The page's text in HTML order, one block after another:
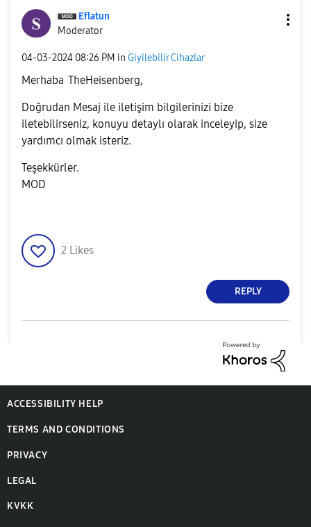
Eflatun
Moderator
‎04-03-2024 08:26 PM in Giyilebilir Cihazlar
Merhaba TheHeisenberg,
Doğrudan Mesaj ile iletişim bilgilerinizi bize
iletebilirseniz, konuyu detaylı olarak inceleyip, size
yardımcı olmak isteriz.
Teşekkürler.
MOD
2 Likes
REPLY
ACCESSIBILITY HELP
TERMS AND CONDITIONS
PRIVACY
LEGAL
KVKK